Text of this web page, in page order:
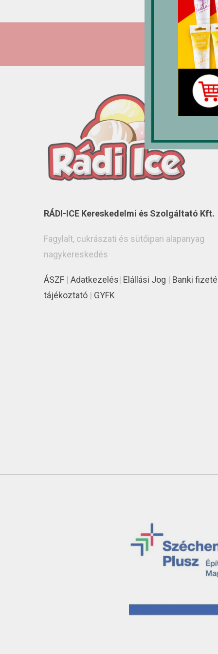
RÁDI-ICE Kereskedelmi és Szolgáltató Kft.
Fagylalt, cukrászati és sütőipari alapanyag
nagykereskedés
ÁSZF | Adatkezelés| Elállási Jog | Banki
tájékoztató | GYFK